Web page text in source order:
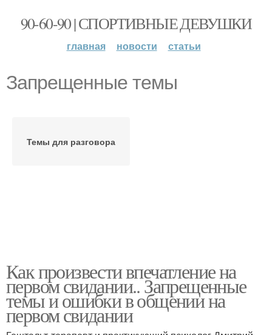
90-60-90 | СПОРТИВНЫЕ ДЕВУШКИ
главная новости статьи
Запрещенные темы
Темы для разговора
Как произвести впечатление на
первом свидании.. Запрещенные
темы и ошибки в общении на
первом свидании